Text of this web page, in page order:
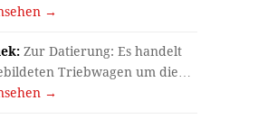
→
Zur Datierung: Es handelt
Triebwagen um die…
→